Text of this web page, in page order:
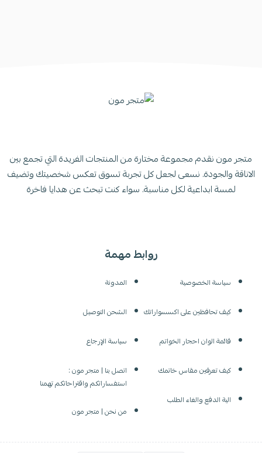
روابط مهمة
سياسة الخصوصية
كيف تحافظين على اكسسواراتك
قائمة الوان احجار الخواتم
كيف تعرفين مقاس خاتمك
الية الدفع والغاء الطلب
المدونة
الشحن التوصيل
سياسة الإرجاع
اتصل بنا | متجر مون :
استفساراتكم واقتراحاتكم تهمنا
من نحن | متجر مون
متجر مون نقدم مجموعة مختارة من المنتجات الفريدة التي تجمع بين
الاناقة والجودة. نسعى لجعل كل تجربة تسوق تعكس شخصيتك وتضيف
لمسة ابداعية لكل مناسبة. سواء كنت تبحث عن هدايا فاخرة